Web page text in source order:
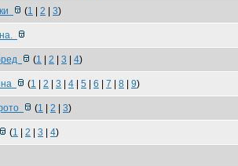
(1 2 3)
(1 2 3 4)
(1 2 3 4 5 6 7 8 9)
(1 2 3)
(1 2 3 4)